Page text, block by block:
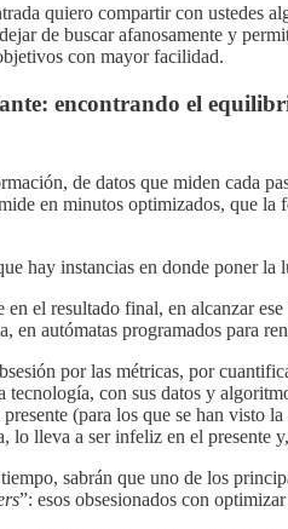
quiero compartir con ustedes
de buscar afanosamente y
con mayor facilidad.
encontrando el
de datos que miden cada
en minutos optimizados, que
hay instancias en donde poner la
el resultado final, en alcanzar
en autómatas programados para
por las métricas, por
con sus datos y
(para los que se han visto la
lo lleva a ser infeliz en el presente
sabrán que uno de los
”: esos obsesionados con